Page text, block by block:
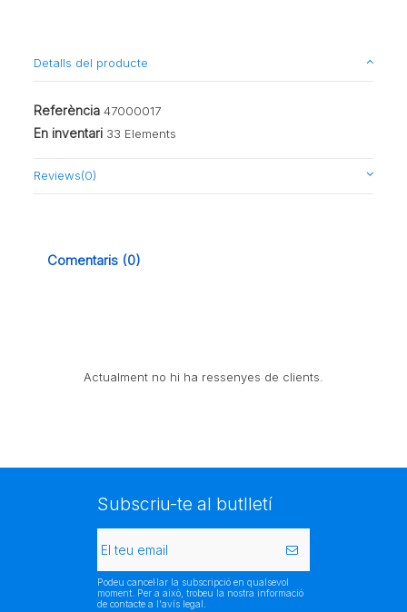
Detalls del producte
Referència 47000017
En inventari 33 Elements
Reviews(0)
Comentaris (0)
Actualment no hi ha ressenyes de clients.
Subscriu-te al butlletí
Podeu cancel·lar la subscripció en qualsevol
moment. Per a això, trobeu la nostra informació
de contacte a l'avís legal.